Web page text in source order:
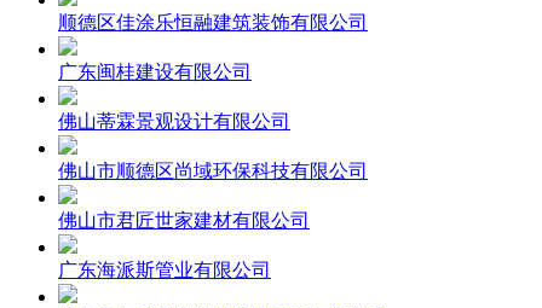
顺德区佳涂乐恒融建筑装饰有限公司
广东闽桂建设有限公司
佛山蒂霖景观设计有限公司
佛山市顺德区尚域环保科技有限公司
佛山市君匠世家建材有限公司
广东海派斯管业有限公司